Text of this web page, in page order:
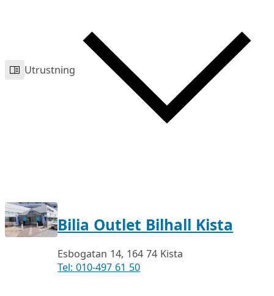
Utrustning
Bilia Outlet Bilhall Kista
Esbogatan 14, 164 74 Kista
Tel: 010-497 61 50